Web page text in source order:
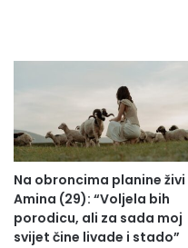
Na obroncima planine živi
Amina (29): “Voljela bih
porodicu, ali za sada moj
svijet čine livade i stado”